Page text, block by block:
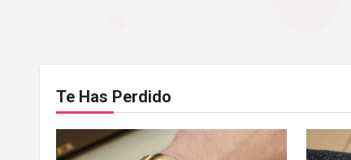
Te Has Perdido